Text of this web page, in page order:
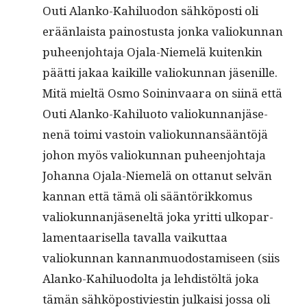
Outi Alanko-Kahilu­odon sähkö­posti oli
erään­laista pain­os­tus­ta jon­ka valiokun­nan
puheen­jo­hta­ja Ojala-Niemelä kuitenkin
päät­ti jakaa kaikille valiokun­nan jäse­nille.
Mitä mieltä Osmo Soin­in­vaara on siinä että
Outi Alanko-Kahilu­o­to valiokun­nan­jäse­
nenä toi­mi vas­toin valiokun­nan­sään­töjä
johon myös valiokun­nan puheen­jo­hta­ja
Johan­na Ojala-Niemelä on ottanut selvän
kan­nan että tämä oli sään­törikko­mus
valiokun­nan­jäseneltä joka yrit­ti ulkopar­
la­men­taarisel­la taval­la vaikut­taa
valiokun­nan kan­nan­muo­dostamiseen (siis
Alanko-Kahilu­odol­ta ja lehdis­töltä joka
tämän sähkö­pos­tivi­estin julka­isi jos­sa oli